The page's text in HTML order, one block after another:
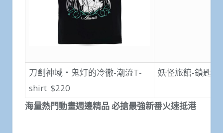
刀劍神域‧鬼灯的冷徹-潮流T-
shirt $220
妖怪旅館-鎖匙扣
海量熱門動畫週邊精品必搶最強新番火速抵港